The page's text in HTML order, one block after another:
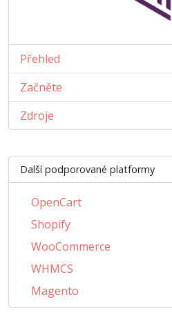
Přehled
Začněte
Zdroje
Další podporované platformy
OpenCart
Shopify
WooCommerce
WHMCS
Magento
PrestaShop